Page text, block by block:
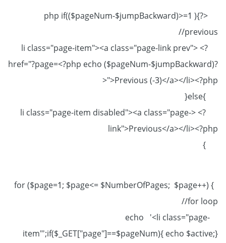
<?php if(($pageNum-$jumpBackward)>=1 ){
//previous
?> <li class="page-item"><a class="page-link prev"
href="?page=<?php echo ($pageNum-$jumpBackward)?
>">Previous (-3)</a></li><?php
}else{
?> <li class="page-item disabled"><a class="page-
link">Previous</a></li><?php
}
for ($page=1; $page<= $NumberOfPages; $page++) {
//for loop
echo '<li class="page-
item"';if($_GET["page"]==$pageNum){ echo $active;}